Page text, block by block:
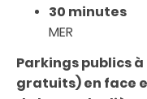
30 minutes
MER
Parkings publics
gratuits) en face